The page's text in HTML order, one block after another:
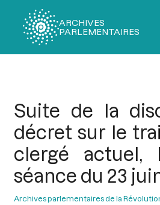
ARCHIVES
PARLEMENTAIRES
Suite de la
décret sur le
clergé actuel,
séance du 23
Archives parlementaires de la